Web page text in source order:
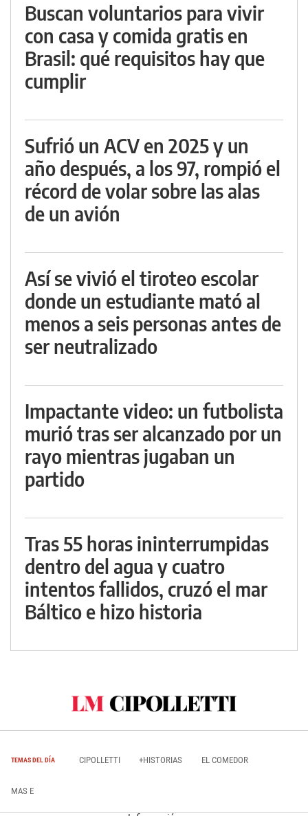
Buscan voluntarios para vivir
con casa y comida gratis en
Brasil: qué requisitos hay que
cumplir
Sufrió un ACV en 2025 y un
año después, a los 97, rompió el
récord de volar sobre las alas
de un avión
Así se vivió el tiroteo escolar
donde un estudiante mató al
menos a seis personas antes de
ser neutralizado
Impactante video: un futbolista
murió tras ser alcanzado por un
rayo mientras jugaban un
partido
Tras 55 horas ininterrumpidas
dentro del agua y cuatro
intentos fallidos, cruzó el mar
Báltico e hizo historia
TEMAS DEL DÍA CIPOLLETTI +HISTORIAS EL COMEDOR
MAS E